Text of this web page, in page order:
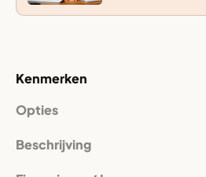
Kenmerken
Opties
Beschrijving